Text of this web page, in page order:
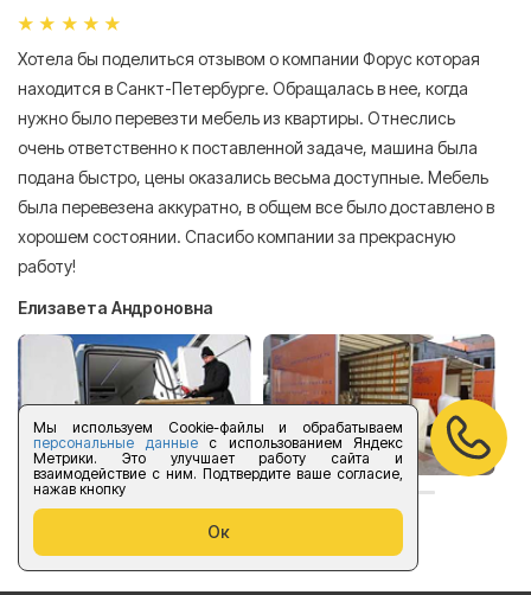
Мы используем Cookie-файлы и обрабатываем
персональные данныес использованием Яндекс
Метрики. Это улучшает работу сайта и
взаимодействие с ним. Подтвердите ваше согласие,
нажав кнопку
Ок
Хотела бы поделиться отзывом о компании Форус которая
находится в Санкт-Петербурге. Обращалась в нее, когда
нужно было перевезти мебель из квартиры. Отнеслись
очень ответственно к поставленной задаче, машина была
подана быстро, цены оказались весьма доступные. Мебель
была перевезена аккуратно, в общем все было доставлено в
хорошем состоянии. Спасибо компании за прекрасную
работу!
Елизавета Андроновна